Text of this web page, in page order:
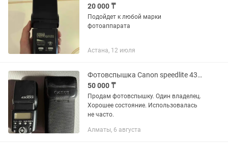
20 000 ₸
Подойдет к любой марки
фотоаппарата
Астана, 12 июля
Фотовспышка Canon speedlite 430ex ii
50 000 ₸
Продам фотовспышку. Один владелец.
Хорошее состояние. Использовалась
не часто.
Алматы, 6 августа